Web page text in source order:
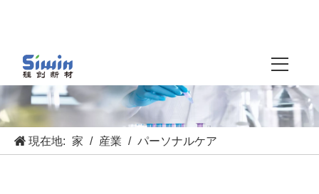
現在地: 家 / 産業 / パーソナルケア